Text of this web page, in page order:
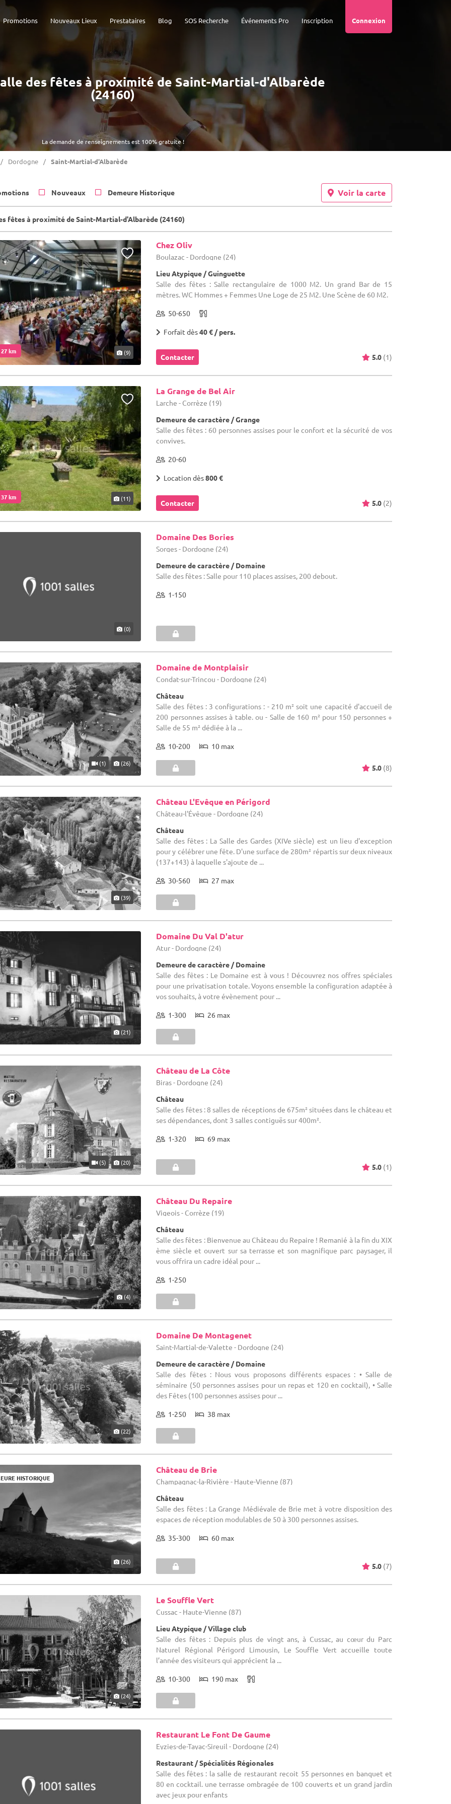
Connexion
Inscription
Événements Pro
SOS Recherche
Blog
Prestataires
Nouveaux Lieux
Promotions
La demande de renseignements est 100% gratuite !
des fêtes à proximité de Saint-Martial-d'Albarède
(24160)
Dordogne Saint-Martial-d'Albarède
Nouveaux Demeure Historique Voir la carte
fêtes à proximité de Saint-Martial-d'Albarède (24160)
km (9)
Chez Oliv
Boulazac - Dordogne (24)
Lieu Atypique / Guinguette
Salle des fêtes : Salle rectangulaire de 1000 M2. Un grand Bar de 15
mètres. WC Hommes + Femmes Une Loge de 25 M2. Une Scène de 60 M2.
50-650
Forfait dès40 € / pers.
Contacter 5.0 (1)
km (11)
La Grange de Bel Air
Larche - Corrèze (19)
Demeure de caractère / Grange
Salle des fêtes : 60 personnes assises pour le confort et la sécurité de vos
convives.
20-60
Location dès800 €
Contacter 5.0 (2)
(0)
Domaine Des Bories
Sorges - Dordogne (24)
Demeure de caractère / Domaine
Salle des fêtes : Salle pour 110 places assises, 200 debout.
1-150
(1) (26)
Domaine de Montplaisir
Condat-sur-Trincou - Dordogne (24)
Château
Salle des fêtes : 3 configurations : - 210 m² soit une capacité d'accueil de
200 personnes assises à table. ou - Salle de 160 m² pour 150 personnes +
Salle de 55 m² dédiée à la ...
10-200 10 max
5.0 (8)
(39)
Château L'Evêque en Périgord
Château-l'Évêque - Dordogne (24)
Château
Salle des fêtes : La Salle des Gardes (XIVe siècle) est un lieu d'exception
pour y célébrer une fête. D'une surface de 280m² répartis sur deux niveaux
(137+143) à laquelle s'ajoute de ...
30-560 27 max
(21)
Domaine Du Val D'atur
Atur - Dordogne (24)
Demeure de caractère / Domaine
Salle des fêtes : Le Domaine est à vous ! Découvrez nos offres spéciales
pour une privatisation totale. Voyons ensemble la configuration adaptée à
vos souhaits, à votre évènement pour ...
1-300 26 max
(5) (20)
Château de La Côte
Biras - Dordogne (24)
Château
Salle des fêtes : 8 salles de réceptions de 675m² situées dans le château et
ses dépendances, dont 3 salles contiguës sur 400m².
1-320 69 max
5.0 (1)
(4)
Château Du Repaire
Vigeois - Corrèze (19)
Château
Salle des fêtes : Bienvenue au Château du Repaire ! Remanié à la fin du XIX
ème siècle et ouvert sur sa terrasse et son magnifique parc paysager, il
vous offrira un cadre idéal pour ...
1-250
(22)
Domaine De Montagenet
Saint-Martial-de-Valette - Dordogne (24)
Demeure de caractère / Domaine
Salle des fêtes : Nous vous proposons différents espaces : • Salle de
séminaire (50 personnes assises pour un repas et 120 en cocktail), • Salle
des Fêtes (100 personnes assises pour ...
1-250 38 max
HISTORIQUE
(26)
Château de Brie
Champagnac-la-Rivière - Haute-Vienne (87)
Château
Salle des fêtes : La Grange Médiévale de Brie met à votre disposition des
espaces de réception modulables de 50 à 300 personnes assises.
35-300 60 max
5.0 (7)
(24)
Le Souffle Vert
Cussac - Haute-Vienne (87)
Lieu Atypique / Village club
Salle des fêtes : Depuis plus de vingt ans, à Cussac, au cœur du Parc
Naturel Régional Périgord Limousin, Le Souffle Vert accueille toute
l’année des visiteurs qui apprécient la ...
10-300 190 max
Restaurant Le Font De Gaume
Eyzies-de-Tayac-Sireuil - Dordogne (24)
Restaurant / Spécialités Régionales
Salle des fêtes : la salle de restaurant recoit 55 personnes en banquet et
80 en cocktail. une terrasse ombragée de 100 couverts et un grand jardin
avec jeux pour enfants